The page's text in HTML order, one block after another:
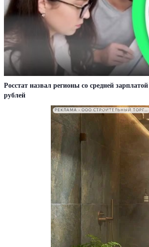
Росстат назвал регионы со средней
рублей
РЕКЛАМА • ООО СТРОИТЕЛЬНЫЙ ТОРГОВЫЙ ДОМ «ПЕТРОВИЧ». ИНН: 7802348846